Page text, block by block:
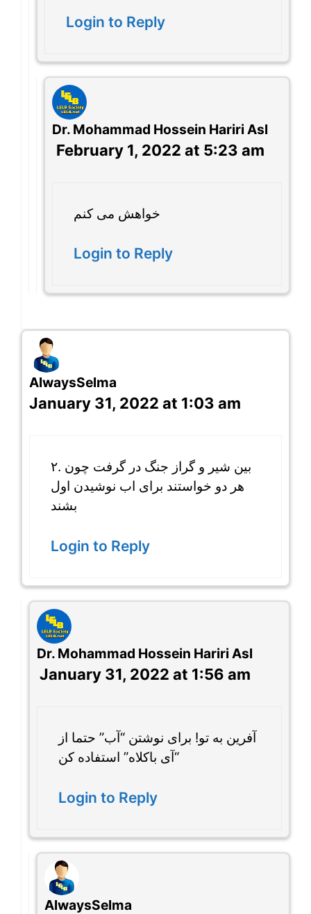
Login to Reply
Dr. Mohammad Hossein Hariri Asl
February 1, 2022 at 5:23 am
خواهش می کنم
Login to Reply
AlwaysSelma
January 31, 2022 at 1:03 am
۲. بین شیر و گراز جنگ در گرفت چون
هر دو خواستند برای اب نوشیدن اول
بشند
Login to Reply
Dr. Mohammad Hossein Hariri Asl
January 31, 2022 at 1:56 am
آفرین به تو! برای نوشتن “آب” حتما از
“آی باکلاه” استفاده کن
Login to Reply
AlwaysSelma